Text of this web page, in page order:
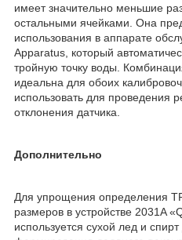
имеет значительно меньшие
остальными ячейками. Она
использования в аппарате
Apparatus, который
тройную точку воды.
идеальна для обоих
использовать для проведения
отклонения датчика.
Дополнительно
Для упрощения определения
размеров в устройстве 2031A
используется сухой лед и